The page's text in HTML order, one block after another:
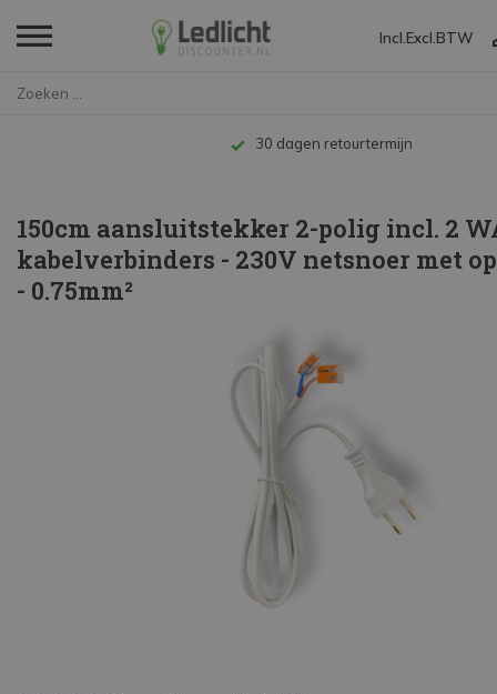
Incl. Excl. BTW
Tot 10 jaar garantie
150cm aansluitstekker 2-polig incl. 2
kabelverbinders - 230V netsnoer met
- 0.75mm²